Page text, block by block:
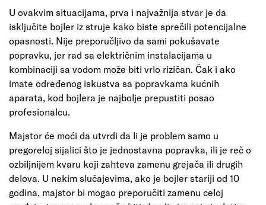
U ovakvim situacijama, prva i najvažnija stvar je da
isključite bojler iz struje kako biste sprečili potencijalne
opasnosti. Nije preporučljivo da sami pokušavate
popravku, jer rad sa električnim instalacijama u
kombinaciji sa vodom može biti vrlo rizičan. Čak i ako
imate određenog iskustva sa popravkama kućnih
aparata, kod bojlera je najbolje prepustiti posao
profesionalcu.
Majstor će moći da utvrdi da li je problem samo u
pregoreloj sijalici što je jednostavna popravka, ili je reč o
ozbiljnijem kvaru koji zahteva zamenu grejača ili drugih
delova. U nekim slučajevima, ako je bojler stariji od 10
godina, majstor bi mogao preporučiti zamenu celoj